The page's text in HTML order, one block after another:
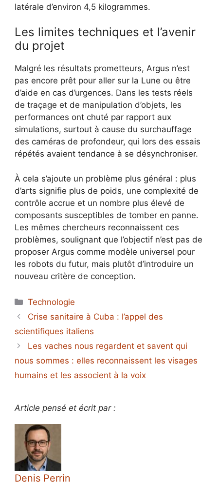
latérale d’environ 4,5 kilogrammes.
Les limites techniques et l’avenir
du projet
Malgré les résultats prometteurs, Argus n’est
pas encore prêt pour aller sur la Lune ou être
d’aide en cas d’urgences. Dans les tests réels
de traçage et de manipulation d’objets, les
performances ont chuté par rapport aux
simulations, surtout à cause du surchauffage
des caméras de profondeur, qui lors des essais
répétés avaient tendance à se désynchroniser.
À cela s’ajoute un problème plus général : plus
d’arts signifie plus de poids, une complexité de
contrôle accrue et un nombre plus élevé de
composants susceptibles de tomber en panne.
Les mêmes chercheurs reconnaissent ces
problèmes, soulignant que l’objectif n’est pas de
proposer Argus comme modèle universel pour
les robots du futur, mais plutôt d’introduire un
nouveau critère de conception.
Catégories
Technologie
Crise sanitaire à Cuba : l’appel des
scientifiques italiens
Les vaches nous regardent et savent qui
nous sommes : elles reconnaissent les visages
humains et les associent à la voix
Article pensé et écrit par :
Denis Perrin